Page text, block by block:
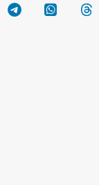
Telegram WhatsApp